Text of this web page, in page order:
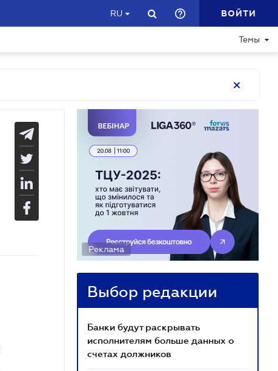
RU ВОЙТИ
Темы
Реклама
Выбор редакции
Банки будут раскрывать
исполнителям больше данных о
счетах должников